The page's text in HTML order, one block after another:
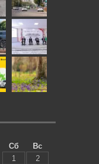
Сб
Вс
1
2